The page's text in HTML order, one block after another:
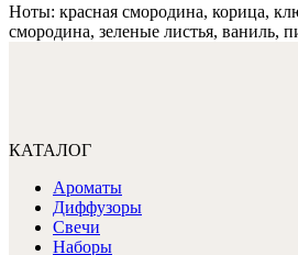
Ноты: красная смородина, корица,
смородина, зеленые листья, ваниль,
КАТАЛОГ
Ароматы
Диффузоры
Свечи
Наборы